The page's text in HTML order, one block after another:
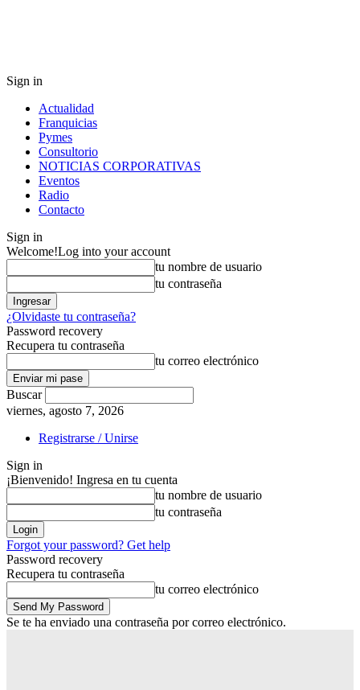
Sign in
Actualidad
Franquicias
Pymes
Consultorio
NOTICIAS CORPORATIVAS
Eventos
Radio
Contacto
Sign in
Welcome!Log into your account
tu nombre de usuario
tu contraseña
¿Olvidaste tu contraseña?
Password recovery
Recupera tu contraseña
tu correo electrónico
Buscar
viernes, agosto 7, 2026
Registrarse / Unirse
Sign in
¡Bienvenido! Ingresa en tu cuenta
tu nombre de usuario
tu contraseña
Forgot your password? Get help
Password recovery
Recupera tu contraseña
tu correo electrónico
Se te ha enviado una contraseña por correo electrónico.